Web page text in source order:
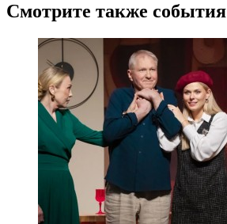
Смотрите также события